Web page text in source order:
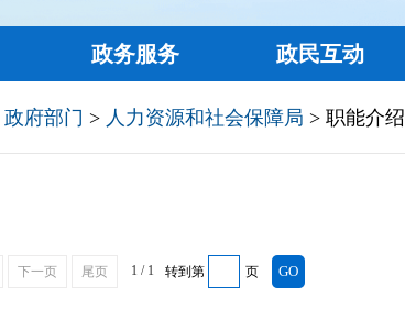
政务服务 政民互动
政府部门 > 人力资源和社会保障局 > 职能介绍
下一页 尾页 1 / 1 转到第 页